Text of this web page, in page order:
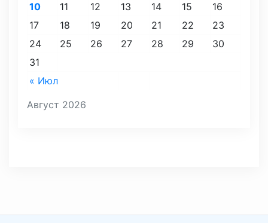
Август 2026
« Июл
10
11 12 13 14 15
16
17
18 19 20 21 22
23
24
25 26 27 28 29
30
31